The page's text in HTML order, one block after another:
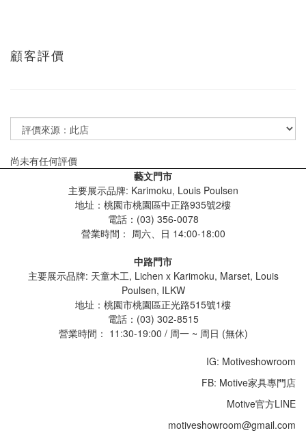
顧客評價
尚未有任何評價
藝文門市
主要展示品牌: Karimoku, Louis Poulsen
地址：桃園市桃園區中正路935號2樓
電話：(03) 356-0078
營業時間： 周六、日 14:00-18:00
中路門市
主要展示品牌: 天童木工, Lichen x Karimoku, Marset, Louis
Poulsen, ILKW
地址：桃園市桃園區正光路515號1樓
電話：(03) 302-8515
營業時間： 11:30-19:00 / 周一 ~ 周日 (無休)
IG: Motiveshowroom
FB: Motive家具專門店
Motive官方LINE
motiveshowroom@gmail.com